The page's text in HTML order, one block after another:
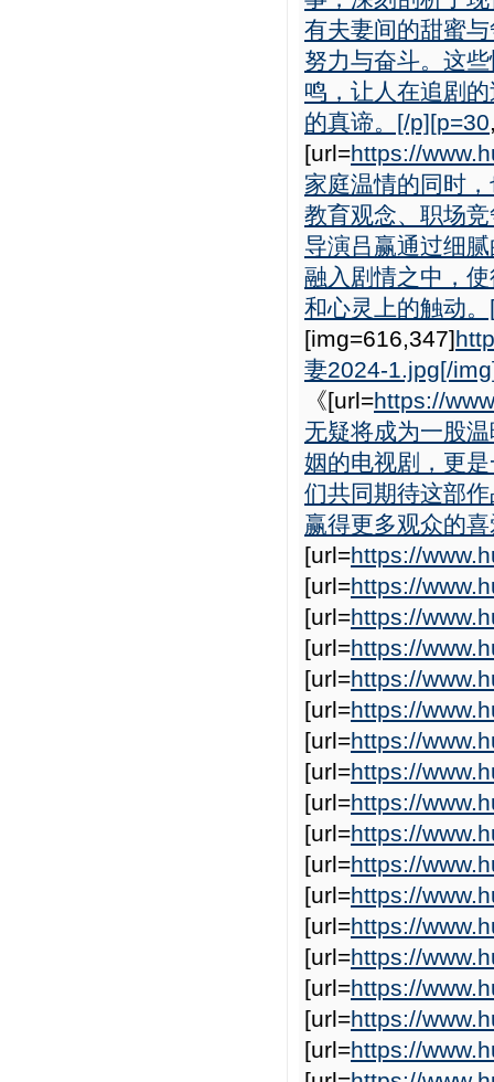
有夫妻间的甜蜜
努力与奋斗。这
鸣，让人在追剧
的真谛。[/p][p=30
[url=https://
家庭温情的同时
教育观念、职场
导演吕赢通过细
融入剧情之中，
和心灵上的触动
[img=616,347]
妻2024-1.jpg[/
《[url=https://
无疑将成为一股
姻的电视剧，更
们共同期待这部
赢得更多观众的
[url=https://
[url=https://
[url=https://
[url=https://
[url=https://
[url=https://
[url=https://
[url=https://
[url=https://
[url=https://
[url=https://
[url=https://
[url=https://
[url=https://
[url=https://
[url=https://
[url=https://